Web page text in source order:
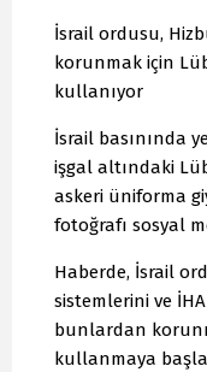
İsrail ordusu,
korunmak için
kullanıyor
İsrail basınında
işgal altındaki
askeri üniforma
fotoğrafı sosyal
Haberde, İsrail
sistemlerini ve
bunlardan
kullanmaya